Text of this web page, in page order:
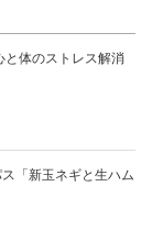
と体のストレス解消
「新玉ネギと生ハム